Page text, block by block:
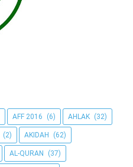
AFF 2016 (6) AHLAK (32)
(2) AKIDAH (62)
AL-QURAN (37)